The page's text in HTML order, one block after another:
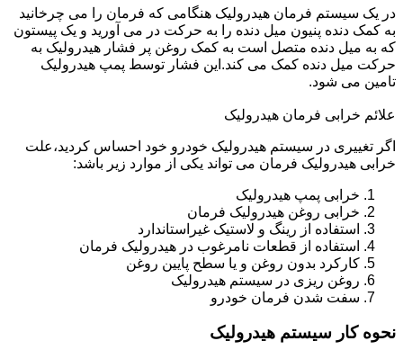
در یک سیستم فرمان هیدرولیک هنگامی که فرمان را می چرخانید
به کمک دنده پنیون میل دنده را به حرکت در می آورید و یک پیستون
که به میل دنده متصل است به کمک روغن پر فشار هیدرولیک به
حرکت میل دنده کمک می کند.این فشار توسط پمپ هیدرولیک
تامین می شود.
علائم خرابی فرمان هیدرولیک
اگر تغییری در سیستم هیدرولیک خودرو خود احساس کردید،علت
خرابی هیدرولیک فرمان می تواند یکی از موارد زیر باشد:
خرابی پمپ هیدرولیک
خرابی روغن هیدرولیک فرمان
استفاده از رینگ و لاستیک غیراستاندارد
استفاده از قطعات نامرغوب در هیدرولیک فرمان
کارکرد بدون روغن و یا سطح پایین روغن
روغن ریزی در سیستم هیدرولیک
سفت شدن فرمان خودرو
نحوه کار سیستم هیدرولیک